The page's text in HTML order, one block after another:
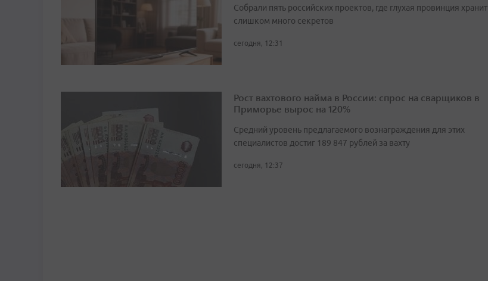
Собрали пять российских проектов, где глухая провинция хранит
слишком много секретов
сегодня, 12:31
Рост вахтового найма в России: спрос на сварщиков в
Приморье вырос на 120%
Средний уровень предлагаемого вознаграждения для этих
специалистов достиг 189 847 рублей за вахту
сегодня, 12:37